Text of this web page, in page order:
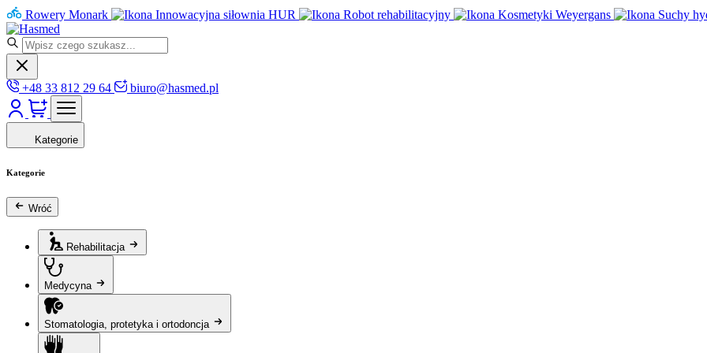
Rowery Monark Innowacyjna siłownia HUR Robot rehabilitacyjny Kosmetyki Weyergans Suchy
+48 33 812 29 64 biuro@hasmed.pl
Kategorie
Kategorie
Wróć
Rehabilitacja
Medycyna
Stomatologia, protetyka i ortodoncja